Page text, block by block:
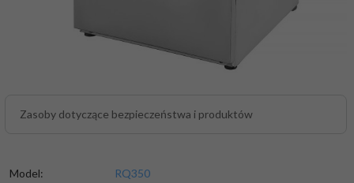
Zasoby dotyczące bezpieczeństwa i produktów
Model:
RQ350